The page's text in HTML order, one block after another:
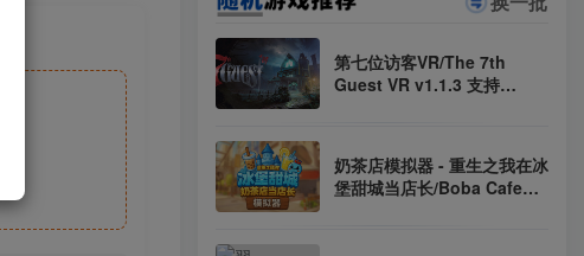
第七位访客VR/The 7th
Guest VR v1.1.3 支持
奶茶店模拟器 - 重生之我在冰
堡甜城当店长/Boba Cafe